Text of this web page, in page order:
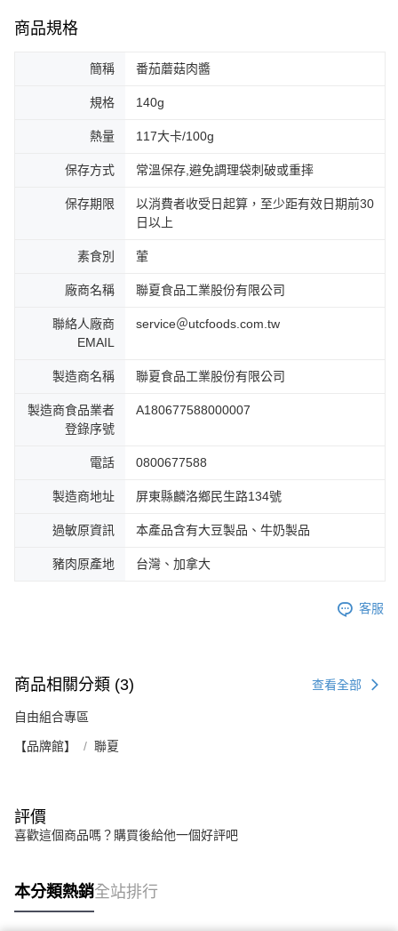
商品規格
簡稱 番茄蘑菇肉醬
規格 140g
熱量 117大卡/100g
保存方式 常溫保存,避免調理袋刺破或重摔
保存期限
以消費者收受日起算，至少距有效日期前30
日以上
素食別 葷
廠商名稱 聯夏食品工業股份有限公司
聯絡人廠商
EMAIL
service＠utcfoods.com.tw
製造商名稱 聯夏食品工業股份有限公司
製造商食品業者
登錄序號
A180677588000007
電話 0800677588
製造商地址 屏東縣麟洛鄉民生路134號
過敏原資訊 本產品含有大豆製品、牛奶製品
豬肉原產地 台灣、加拿大
客服
商品相關分類 (3) 查看全部
自由組合專區
【品牌館】 聯夏
評價
喜歡這個商品嗎？購買後給他一個好評吧
本分類熱銷全站排行